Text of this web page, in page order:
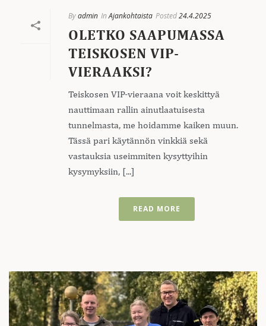
Byadmin In Ajankohtaista Posted24.4.2025
OLETKO SAAPUMASSA
TEISKOSEN VIP-
VIERAAKSI?
Teiskosen VIP-vieraana voit keskittyä
nauttimaan rallin ainutlaatuisesta
tunnelmasta, me hoidamme kaiken muun.
Tässä pari käytännön vinkkiä sekä
vastauksia useimmiten kysyttyihin
kysymyksiin, [...]
READ MORE